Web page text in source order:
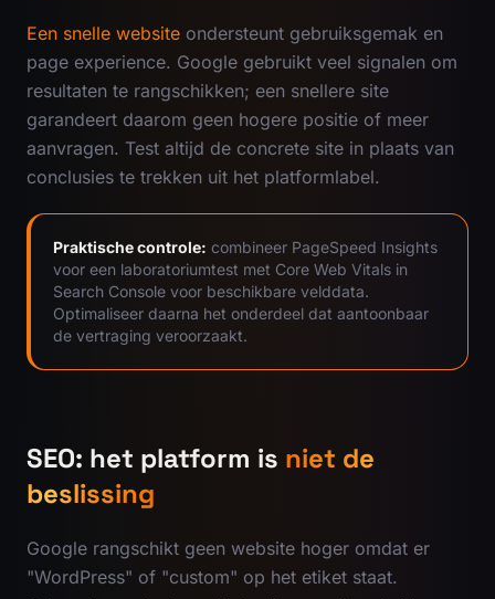
Een snelle website ondersteunt gebruiksgemak en
page experience. Google gebruikt veel signalen om
resultaten te rangschikken; een snellere site
garandeert daarom geen hogere positie of meer
aanvragen. Test altijd de concrete site in plaats van
conclusies te trekken uit het platformlabel.
Praktische controle: combineer PageSpeed Insights
voor een laboratoriumtest met Core Web Vitals in
Search Console voor beschikbare velddata.
Optimaliseer daarna het onderdeel dat aantoonbaar
de vertraging veroorzaakt.
SEO: het platform is niet de
beslissing
Google rangschikt geen website hoger omdat er
"WordPress" of "custom" op het etiket staat.